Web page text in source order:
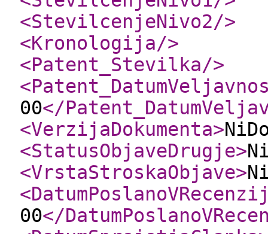
<StevilcenjeNivo2/>
<Kronologija/>
<Patent_Stevilka/>
00</
<VerzijaDokumenta>
<StatusObjaveDrugje>
<VrstaStroskaObjave>
00</